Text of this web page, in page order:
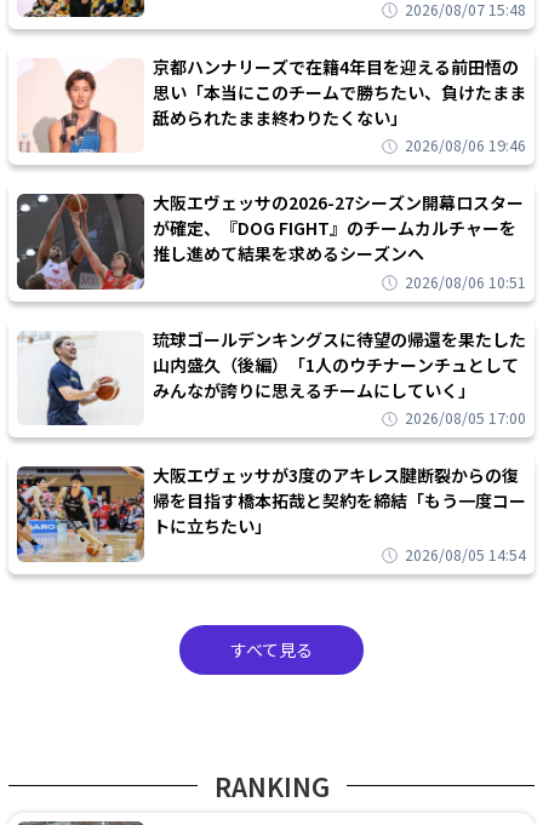
2026/08/07 15:48
京都ハンナリーズで在籍4年目を迎える前田悟の
思い「本当にこのチームで勝ちたい、負けたまま
舐められたまま終わりたくない」
2026/08/06 19:46
大阪エヴェッサの2026-27シーズン開幕ロスター
が確定、『DOG FIGHT』のチームカルチャーを
推し進めて結果を求めるシーズンへ
2026/08/06 10:51
琉球ゴールデンキングスに待望の帰還を果たした
山内盛久（後編）「1人のウチナーンチュとして
みんなが誇りに思えるチームにしていく」
2026/08/05 17:00
大阪エヴェッサが3度のアキレス腱断裂からの復
帰を目指す橋本拓哉と契約を締結「もう一度コー
トに立ちたい」
2026/08/05 14:54
すべて見る
RANKING